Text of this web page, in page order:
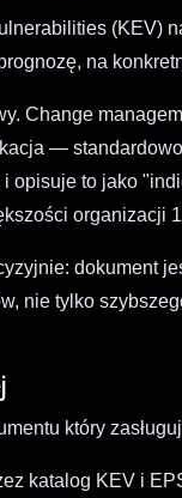
(KEV)
na
Change
—
opisuje to jako
organizacji
dokument
nie tylko
który
katalog KEV i